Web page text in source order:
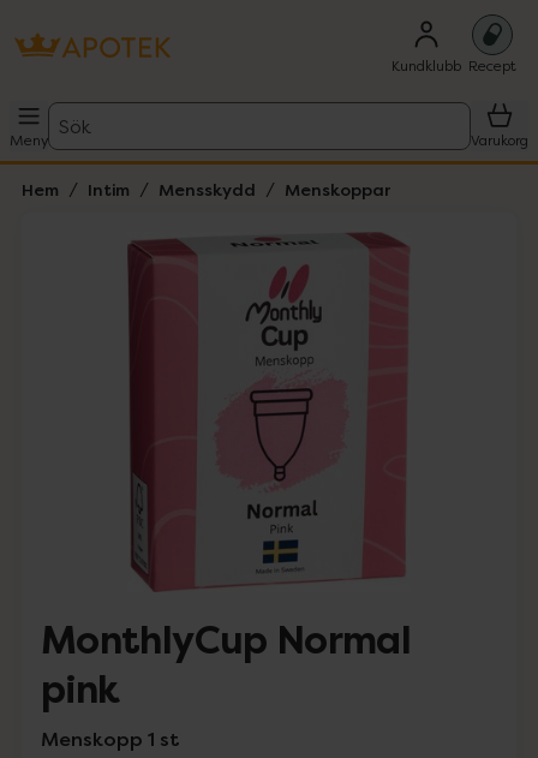
Kundklubb Recept
Meny
Sök
Varukorg
Hem Intim Mensskydd Menskoppar
Lista: . Innehåller 1 objekt.
Hoppa över Lista
MonthlyCup Normal
pink
Menskopp 1 st